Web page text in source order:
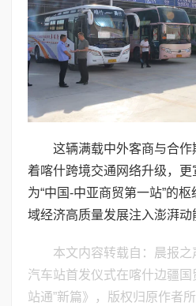
这辆满载中外客商与合
着喀什跨境交通网络升级，
为“中国-中亚商贸第一站”的
域经济高质量发展注入澎湃动
本文内容转载自：晨报
汽车站首发仪式在喀什边疆国
站通”新篇》，版权归原作者